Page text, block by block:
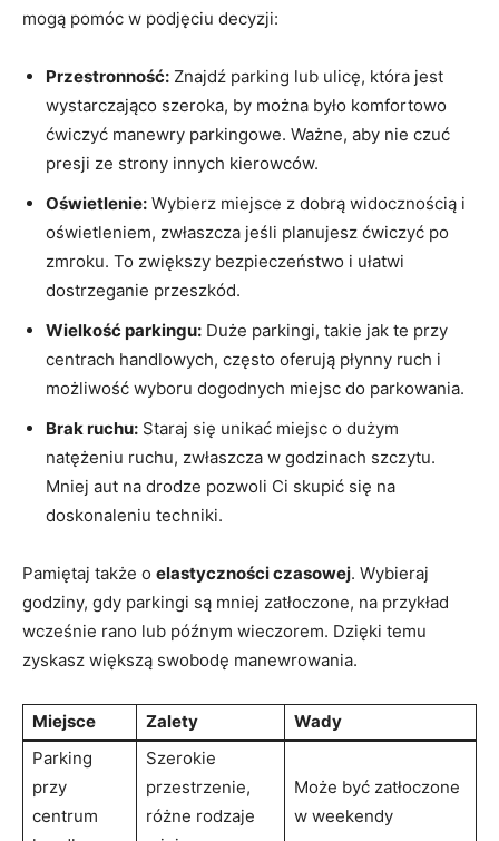
mogą pomóc w podjęciu decyzji:
Przestronność: Znajdź parking lub ulicę, która jest
wystarczająco szeroka, by można było komfortowo
ćwiczyć manewry parkingowe. Ważne, aby nie czuć
presji ze strony innych kierowców.
Oświetlenie: Wybierz miejsce z dobrą widocznością i
oświetleniem, zwłaszcza jeśli planujesz ćwiczyć po
zmroku. To zwiększy bezpieczeństwo i ułatwi
dostrzeganie przeszkód.
Wielkość parkingu: Duże parkingi, takie jak te przy
centrach handlowych, często oferują płynny ruch i
możliwość wyboru dogodnych miejsc do parkowania.
Brak ruchu: Staraj się unikać miejsc o dużym
natężeniu ruchu, zwłaszcza w godzinach szczytu.
Mniej aut na drodze pozwoli Ci skupić się na
doskonaleniu techniki.
Pamiętaj także o elastyczności czasowej. Wybieraj
godziny, gdy parkingi są mniej zatłoczone, na przykład
wcześnie rano lub późnym wieczorem. Dzięki temu
zyskasz większą swobodę manewrowania.
Miejsce Zalety
Wady
Parking
przy
centrum
Szerokie
przestrzenie,
różne rodzaje
Może być zatłoczone
w weekendy